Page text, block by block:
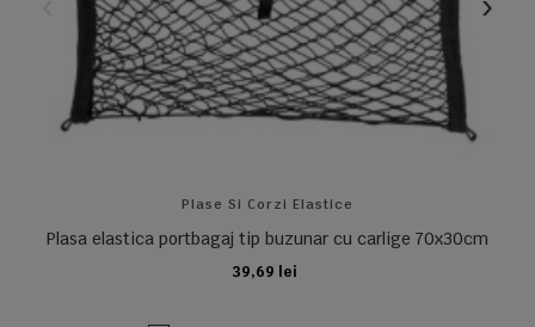
Plase Si Corzi Elastice
Plasa elastica portbagaj tip buzunar cu carlige 70x30cm
39,69 lei
ADAUGA IN COS